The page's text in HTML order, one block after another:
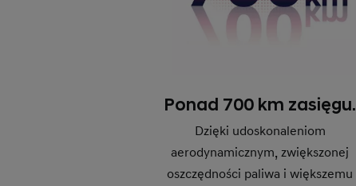
Ponad 700 km zasięgu.
Dzięki udoskonaleniom
aerodynamicznym, zwiększonej
oszczędności paliwa i większemu